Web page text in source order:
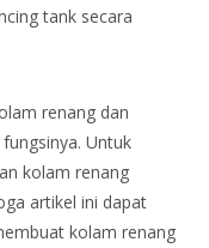
tank secara
renang dan
Untuk
kolam renang
artikel ini dapat
kolam renang